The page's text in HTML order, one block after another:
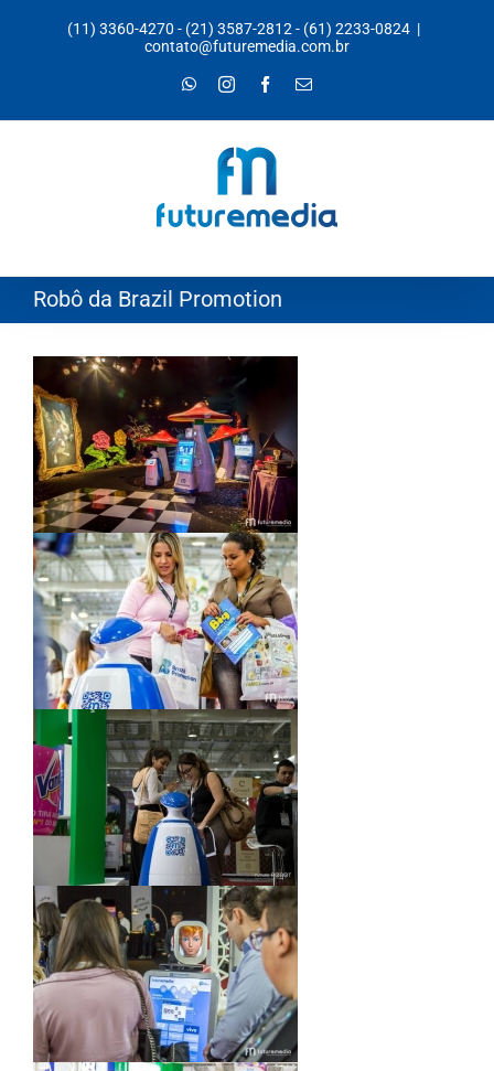
(11) 3360-4270 - (21) 3587-2812- (61) 2233-0824 |
contato@futuremedia.com.br
WhatsAppInstagramFacebook
E-
Robô da Brazil Promotion